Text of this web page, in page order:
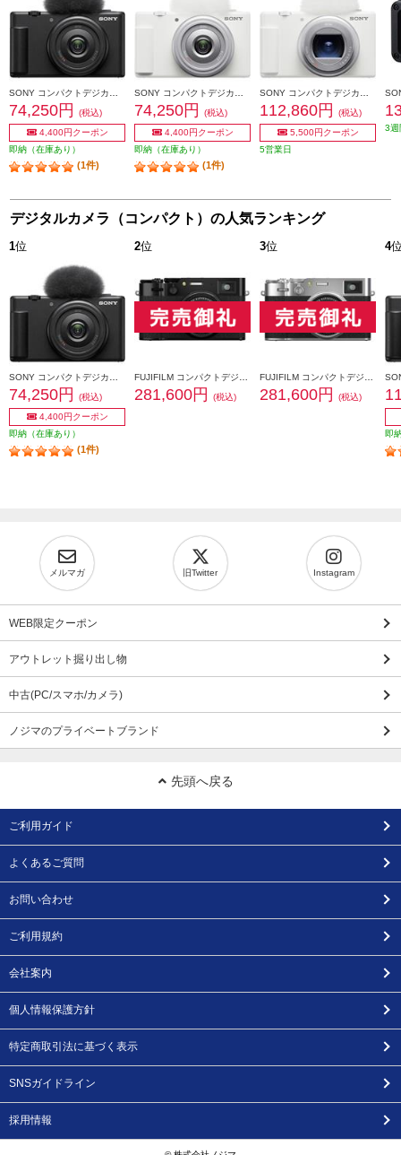
SONY コンパクトデジカメ VLOGCAM ZV-1F【コンパクトで手軽なVlog専用機/超広角単焦点レンズ搭載/ブラック】 ZV-1F-BC
74,250円
(税込)
4,400円クーポン
即納（在庫あり）
(1件)
SONY コンパクトデジカメ VLOGCAM ZV-1F【コンパクトで手軽なVlog専用機/超広角単焦点レンズ搭載/ホワイト】 ZV-1F-WC
74,250円
(税込)
4,400円クーポン
即納（在庫あり）
(1件)
SONY コンパクトデジカメ VLOGCAM ZV-1 II ホワイト ZV-1M2-WQ
112,860円
(税込)
5,500円クーポン
5営業日
3週
デジタルカメラ（コンパクト）の人気ランキング
1位
SONY コンパクトデジカメ VLOGCAM ZV-1F【コンパクトで手軽なVlog専用機/超広角単焦点レンズ搭載/ブラック】 ZV-1F-BC
74,250円
(税込)
4,400円クーポン
即納（在庫あり）
(1件)
2位
FUJIFILM コンパクトデジタルカメラ FUJIFILM X100VI ブラック F-X100VI-B-JP
281,600円 (税込)
3位
FUJIFILM コンパクトデジタルカメラ FUJIFILM X100VI シルバー F-X100VI-S-JP
281,600円 (税込)
4
即
メルマガ 旧Twitter Instagram
WEB限定クーポン
アウトレット掘り出し物
中古(PC/スマホ/カメラ)
ノジマのプライベートブランド
先頭へ戻る
ご利用ガイド
よくあるご質問
お問い合わせ
ご利用規約
会社案内
個人情報保護方針
特定商取引法に基づく表示
SNSガイドライン
採用情報